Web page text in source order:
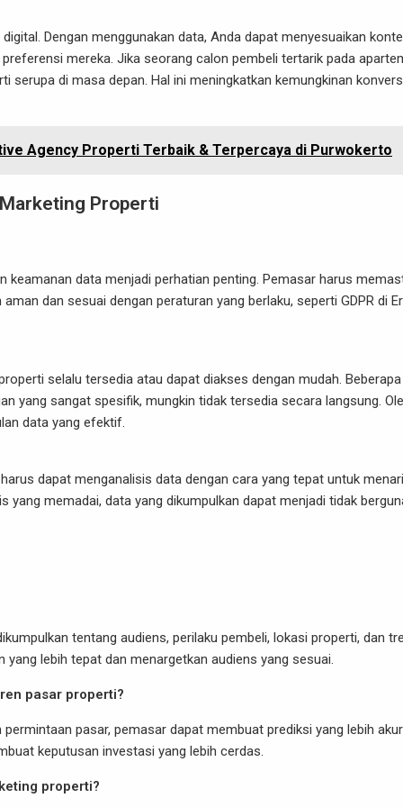
Dengan menggunakan data, Anda dapat menyesuaikan
mereka. Jika seorang calon pembeli tertarik pada
serupa di masa depan. Hal ini meningkatkan kemungkinan
Agency Properti Terbaik & Terpercaya di Purwokerto
Properti
keamanan data menjadi perhatian penting. Pemasar harus
dan sesuai dengan peraturan yang berlaku, seperti GDPR di
selalu tersedia atau dapat diakses dengan mudah. Beberapa
yang sangat spesifik, mungkin tidak tersedia secara langsung.
data yang efektif.
dapat menganalisis data dengan cara yang tepat untuk
yang memadai, data yang dikumpulkan dapat menjadi tidak
tentang audiens, perilaku pembeli, lokasi properti, dan
lebih tepat dan menargetkan audiens yang sesuai.
pasar properti?
pasar, pemasar dapat membuat prediksi yang lebih
keputusan investasi yang lebih cerdas.
properti?